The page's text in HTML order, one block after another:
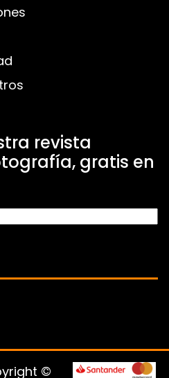
revista
gratis en
©